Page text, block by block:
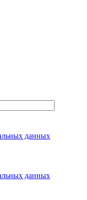
данных
данных